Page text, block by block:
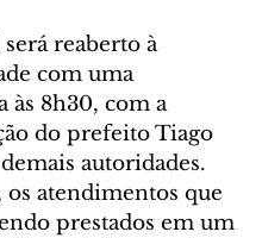
reaberto à
com uma
às 8h30, com a
do prefeito Tiago
autoridades.
os atendimentos que
prestados em um